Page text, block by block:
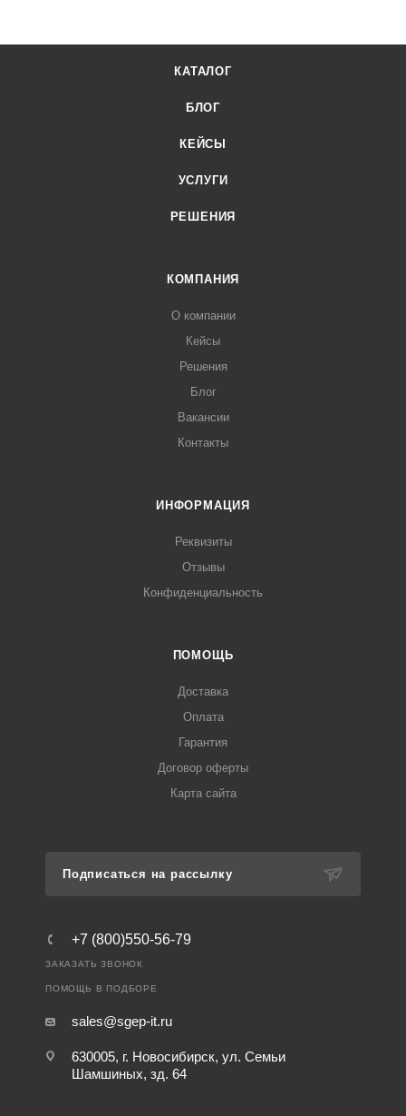
КАТАЛОГ
БЛОГ
КЕЙСЫ
УСЛУГИ
РЕШЕНИЯ
КОМПАНИЯ
О компании
Кейсы
Решения
Блог
Вакансии
Контакты
ИНФОРМАЦИЯ
Реквизиты
Отзывы
Конфиденциальность
ПОМОЩЬ
Доставка
Оплата
Гарантия
Договор оферты
Карта сайта
Подписаться на рассылку
+7 (800)550-56-79
ЗАКАЗАТЬ ЗВОНОК
ПОМОЩЬ В ПОДБОРЕ
sales@sgep-it.ru
630005, г. Новосибирск, ул. Семьи
Шамшиных, зд. 64